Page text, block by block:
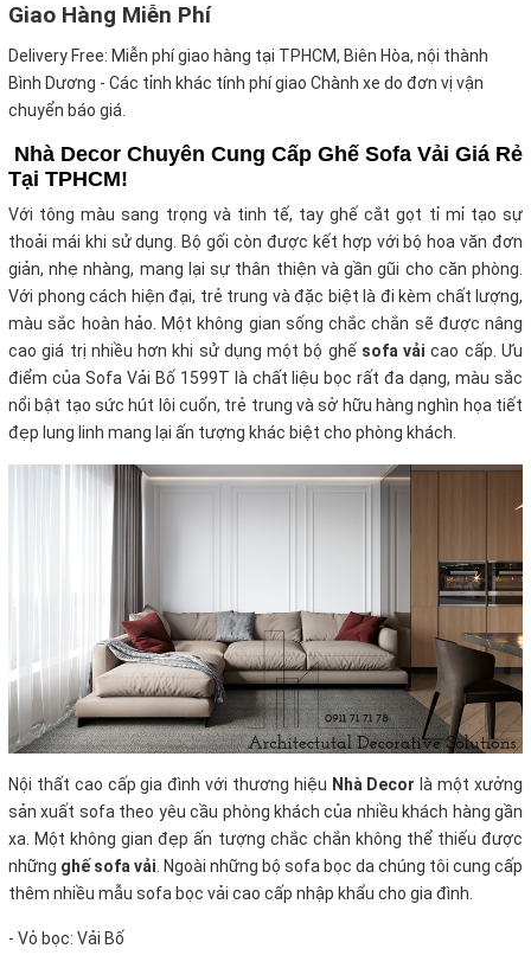
Giao Hàng Miễn Phí
Delivery Free: Miễn phí giao hàng tại TPHCM, Biên Hòa, nội thành
Bình Dương - Các tỉnh khác tính phí giao Chành xe do đơn vị vận
chuyển báo giá.
Nhà Decor Chuyên Cung Cấp Ghế Sofa Vải Giá Rẻ
Tại TPHCM!
Với tông màu sang trọng và tinh tế, tay ghế cắt gọt tỉ mỉ tạo sự
thoải mái khi sử dụng. Bộ gối còn được kết hợp với bộ hoa văn đơn
giản, nhẹ nhàng, mang lại sự thân thiện và gần gũi cho căn phòng.
Với phong cách hiện đại, trẻ trung và đặc biệt là đi kèm chất lượng,
màu sắc hoàn hảo. Một không gian sống chắc chắn sẽ được nâng
cao giá trị nhiều hơn khi sử dụng một bộ ghế sofa vải cao cấp. Ưu
điểm của Sofa Vải Bố 1599T là chất liệu bọc rất đa dạng, màu sắc
nổi bật tạo sức hút lôi cuốn, trẻ trung và sở hữu hàng nghìn họa tiết
đẹp lung linh mang lại ấn tượng khác biệt cho phòng khách.
Nội thất cao cấp gia đình với thương hiệu Nhà Decor là một xưởng
sản xuất sofa theo yêu cầu phòng khách của nhiều khách hàng gần
xa. Một không gian đẹp ấn tượng chắc chắn không thể thiếu được
những ghế sofa vải. Ngoài những bộ sofa bọc da chúng tôi cung cấp
thêm nhiều mẫu sofa bọc vải cao cấp nhập khẩu cho gia đình.
- Vỏ bọc: Vải Bố